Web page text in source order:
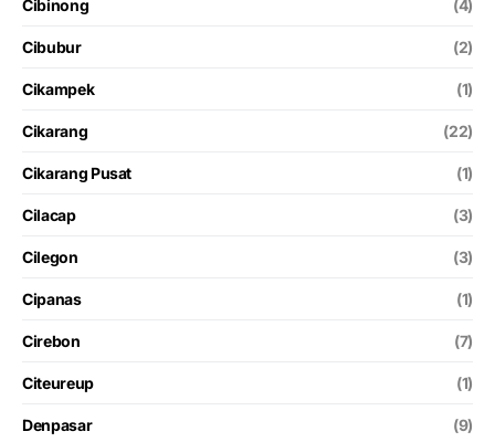
Cibinong (4)
Cibubur (2)
Cikampek (1)
Cikarang (22)
Cikarang Pusat (1)
Cilacap (3)
Cilegon (3)
Cipanas (1)
Cirebon (7)
Citeureup (1)
Denpasar (9)